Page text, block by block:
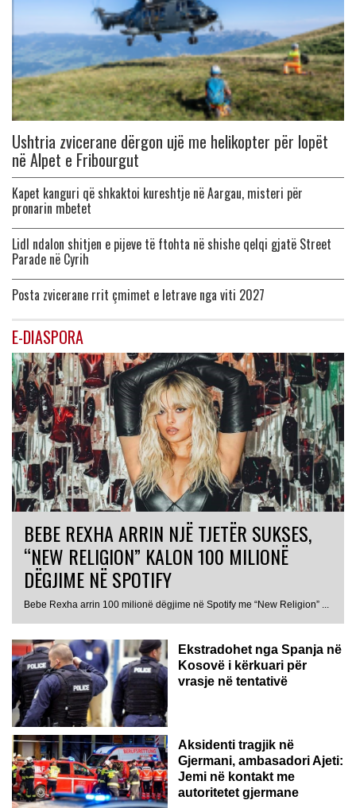
Ushtria zvicerane dërgon ujë me helikopter për lopët
në Alpet e Fribourgut
Kapet kanguri që shkaktoi kureshtje në Aargau, misteri për
pronarin mbetet
Lidl ndalon shitjen e pijeve të ftohta në shishe qelqi gjatë Street
Parade në Cyrih
Posta zvicerane rrit çmimet e letrave nga viti 2027
E-DIASPORA
BEBE REXHA ARRIN NJË TJETËR SUKSES,
“NEW RELIGION” KALON 100 MILIONË
DËGJIME NË SPOTIFY
Bebe Rexha arrin 100 milionë dëgjime në Spotify me “New Religion” ...
Ekstradohet nga Spanja në
Kosovë i kërkuari për
vrasje në tentativë
GJERMANI
Aksidenti tragjik në
Gjermani, ambasadori Ajeti:
Jemi në kontakt me
autoritetet gjermane